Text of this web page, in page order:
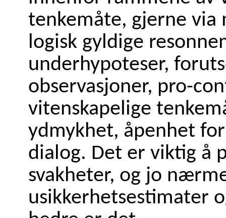
tenkemåte, gjerne via
logisk gyldige
underhypoteser,
observasjoner, pro-
vitenskapelige
ydmykhet, åpenhet
dialog. Det er viktig å
svakheter, og jo
usikkerhetsestimater